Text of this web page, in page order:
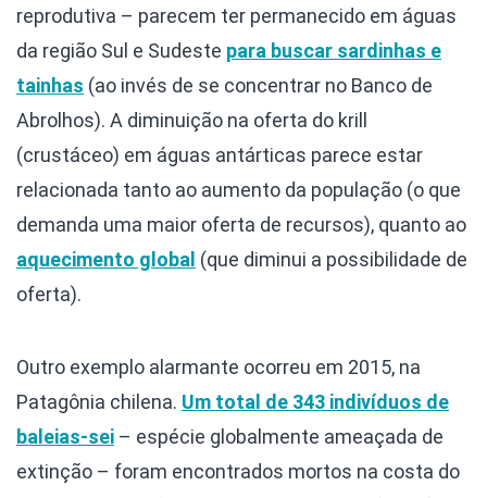
reprodutiva – parecem ter permanecido em águas
da região Sul e Sudeste para buscar sardinhas e
tainhas (ao invés de se concentrar no Banco de
Abrolhos). A diminuição na oferta do krill
(crustáceo) em águas antárticas parece estar
relacionada tanto ao aumento da população (o que
demanda uma maior oferta de recursos), quanto ao
aquecimento global (que diminui a possibilidade de
oferta).
Outro exemplo alarmante ocorreu em 2015, na
Patagônia chilena. Um total de 343 indivíduos de
baleias-sei – espécie globalmente ameaçada de
extinção – foram encontrados mortos na costa do